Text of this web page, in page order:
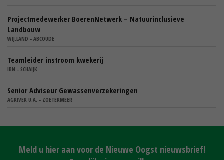
Projectmedewerker BoerenNetwerk – Natuurinclusieve
Landbouw
WIJ.LAND - ABCOUDE
Teamleider instroom kwekerij
IBN - SCHAIJK
Senior Adviseur Gewassenverzekeringen
AGRIVER U.A. - ZOETERMEER
Meld u hier aan voor de Nieuwe Oogst nieuwsbrief!